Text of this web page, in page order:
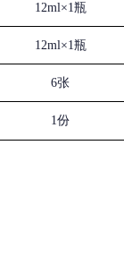
12ml×1瓶
12ml×1瓶
6张
1份